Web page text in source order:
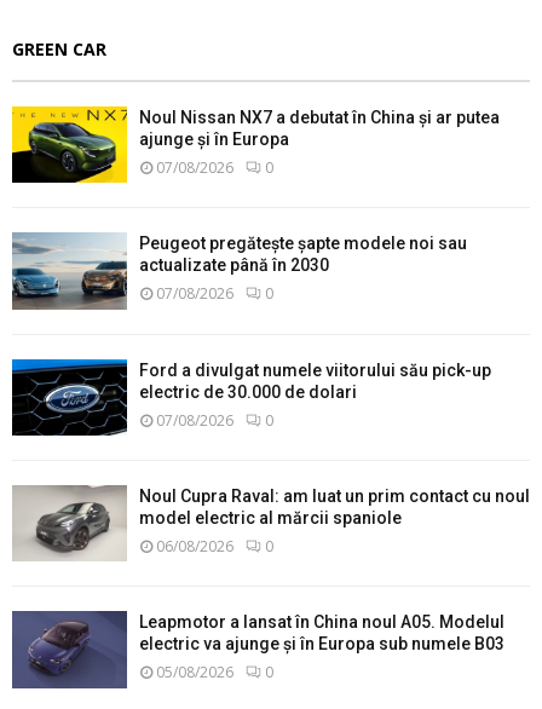
GREEN CAR
Noul Nissan NX7 a debutat în China și ar putea
ajunge și în Europa
07/08/2026 0
Peugeot pregătește șapte modele noi sau
actualizate până în 2030
07/08/2026 0
Ford a divulgat numele viitorului său pick-up
electric de 30.000 de dolari
07/08/2026 0
Noul Cupra Raval: am luat un prim contact cu noul
model electric al mărcii spaniole
06/08/2026 0
Leapmotor a lansat în China noul A05. Modelul
electric va ajunge și în Europa sub numele B03
05/08/2026 0